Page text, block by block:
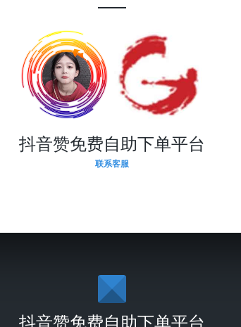
抖音赞免费自助下单平台
联系客服
抖音赞免费自助下单平台